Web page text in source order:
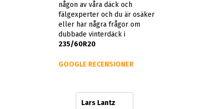
någon av våra däck och
fälgexperter och du är osäker
eller har några frågor om
dubbade vinterdäck i
235/60R20
GOOGLE RECENSIONER
Lars Lantz